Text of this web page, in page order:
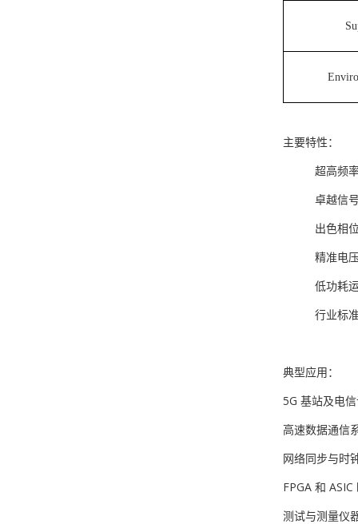
主要特性：
超高频
卓越信
出色相
精准电
低功耗
行业标
典型应用：
5G 基站及电
高速数据通信
网络同步与时
FPGA 和
测试与测量仪